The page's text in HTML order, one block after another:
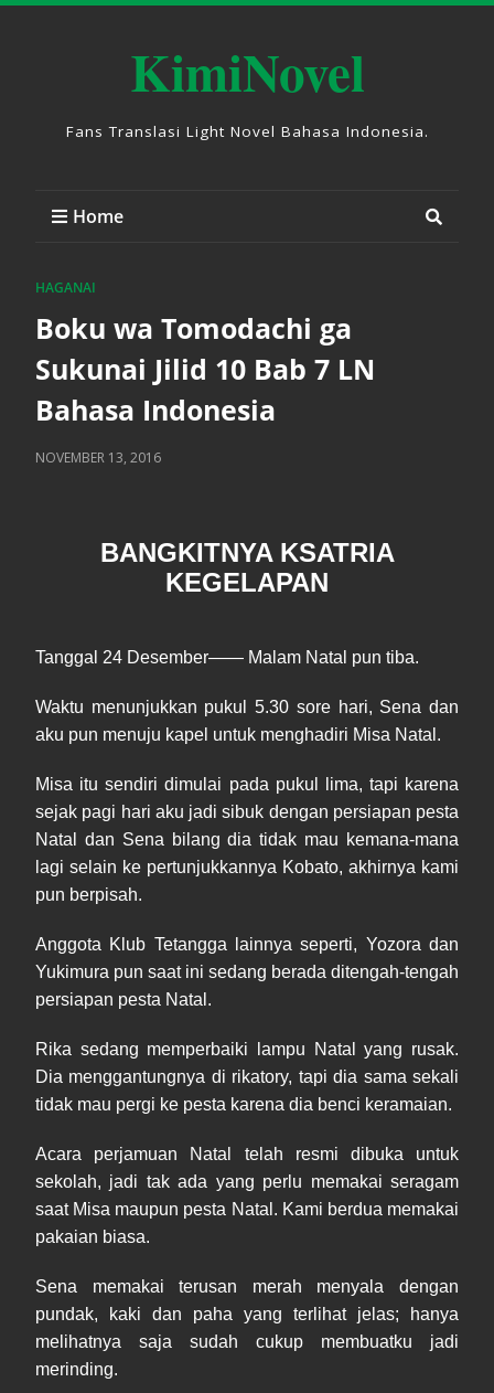
KimiNovel
Fans Translasi Light Novel Bahasa Indonesia.
Home
HAGANAI
Boku wa Tomodachi ga
Sukunai Jilid 10 Bab 7 LN
Bahasa Indonesia
NOVEMBER 13, 2016
BANGKITNYA KSATRIA
KEGELAPAN
Tanggal 24 Desember—— Malam Natal pun tiba.
Waktu menunjukkan pukul 5.30 sore hari, Sena dan
aku pun menuju kapel untuk menghadiri Misa Natal.
Misa itu sendiri dimulai pada pukul lima, tapi karena
sejak pagi hari aku jadi sibuk dengan persiapan pesta
Natal dan Sena bilang dia tidak mau kemana-mana
lagi selain ke pertunjukkannya Kobato, akhirnya kami
pun berpisah.
Anggota Klub Tetangga lainnya seperti, Yozora dan
Yukimura pun saat ini sedang berada ditengah-tengah
persiapan pesta Natal.
Rika sedang memperbaiki lampu Natal yang rusak.
Dia menggantungnya di rikatory, tapi dia sama sekali
tidak mau pergi ke pesta karena dia benci keramaian.
Acara perjamuan Natal telah resmi dibuka untuk
sekolah, jadi tak ada yang perlu memakai seragam
saat Misa maupun pesta Natal. Kami berdua memakai
pakaian biasa.
Sena memakai terusan merah menyala dengan
pundak, kaki dan paha yang terlihat jelas; hanya
melihatnya saja sudah cukup membuatku jadi
merinding.